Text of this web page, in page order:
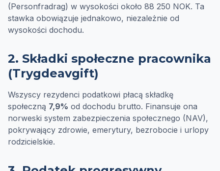
(Personfradrag) w wysokości około 88 250 NOK. Ta
stawka obowiązuje jednakowo, niezależnie od
wysokości dochodu.
2. Składki społeczne pracownika
(Trygdeavgift)
Wszyscy rezydenci podatkowi płacą składkę
społeczną 7,9% od dochodu brutto. Finansuje ona
norweski system zabezpieczenia społecznego (NAV),
pokrywający zdrowie, emerytury, bezrobocie i urlopy
rodzicielskie.